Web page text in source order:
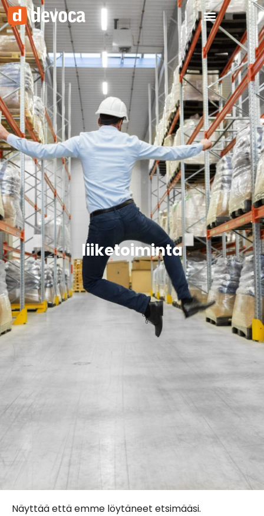
liiketoiminta
Näyttää että emme löytäneet etsimääsi.